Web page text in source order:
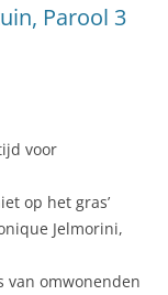
Parool 3
voor
op het gras’
Jelmorini,
van omwonenden